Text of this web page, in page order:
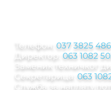
Телефон: 037 3825 486
Директор:
063 1082
Заменик техничког
Секретарица: 063
Служба за наплату